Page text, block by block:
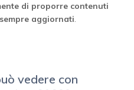
di proporre contenuti
aggiornati.
vedere con